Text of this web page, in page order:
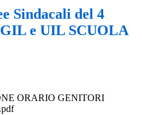
Sindacali del 4
e UIL SCUOLA
ORARIO GENITORI